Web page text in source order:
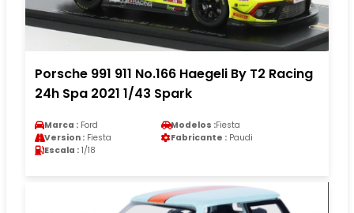
Porsche 991 911 No.166 Haegeli By T2 Racing
24h Spa 2021 1/43 Spark
Marca : Ford Modelos :Fiesta
Version : Fiesta Fabricante : Paudi
Escala : 1/18